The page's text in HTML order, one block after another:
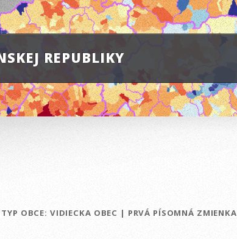
REPUBLIKY
TYP OBCE: VIDIECKA OBEC | PRVÁ PÍSOMNÁ ZMIENKA